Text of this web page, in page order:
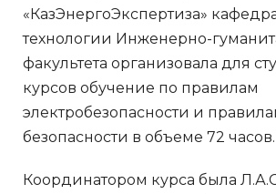
«КазЭнергоЭкспертиза»
технологии Инженерно-
факультета организовала для
курсов обучение по правилам
электробезопасности и
безопасности в объеме 72 часов.
Координатором курса была